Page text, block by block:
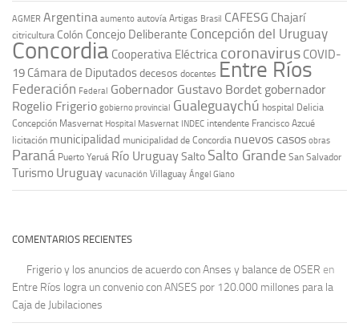
AGMER Argentina aumento autovía Artigas Brasil CAFESG Chajarí
citricultura Colón Concejo Deliberante Concepción del Uruguay
Concordia Cooperativa Eléctrica coronavirus COVID-
19 Cámara de Diputadosdecesos docentes Entre Ríos
Federación Federal Gobernador Gustavo Bordet gobernador
Rogelio Frigerio gobierno provincial Gualeguaychú hospital Delicia
Concepción Masvernat Hospital Masvernat INDEC intendente Francisco Azcué
licitación municipalidad municipalidad de Concordia nuevos casos obras
Paraná Puerto Yeruá Río UruguaySalto Salto Grande San Salvador
Turismo Uruguay vacunación Villaguay Ángel Giano
COMENTARIOS RECIENTES
Frigerio y los anuncios de acuerdo con Anses y balance de OSER en
Entre Ríos logra un convenio con ANSES por 120.000 millones para la
Caja de Jubilaciones